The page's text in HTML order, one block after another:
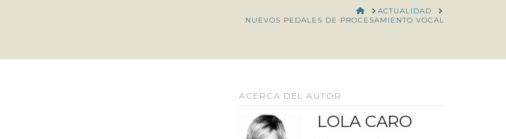
HOME
ACTUALIDAD
NUEVOS PEDALES DE PROCESAMIENTO VOCAL
ACERCA DEL AUTOR
LOLA CARO